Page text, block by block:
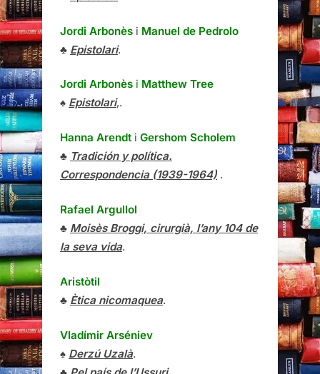
Jordi Arbonès i Manuel de Pedrolo
♣ Epistolari.
Jordi Arbonès i Matthew Tree
♠ Epistolari,.
Hanna Arendt i Gershom Scholem
♣ Tradición y política.
Correspondencia (1939-1964) .
Rafael Argullol
♣ Moisès Broggi, cirurgià, l’any 104 de
la seva vida.
Aristòtil
♣ Ètica nicomaquea.
Vladímir Arséniev
♠ Derzú Uzalà.